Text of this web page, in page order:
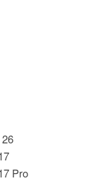
Pro